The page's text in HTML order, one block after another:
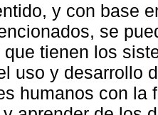
y con base
se
tienen los
uso y desarrollo
humanos con la